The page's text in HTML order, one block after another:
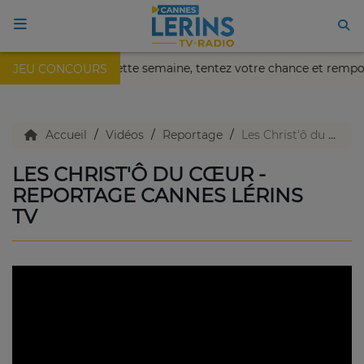
JEU CONCOURS
de Nice ! Cette semaine, tentez votre chance et
TV en direct
Replay TV
Accueil Vidéos Reportage Les Christ'ô du Cœur - Reportage Cannes Lérins TV
LES CHRIST'Ô DU CŒUR -
REPORTAGE CANNES LÉRINS
TV